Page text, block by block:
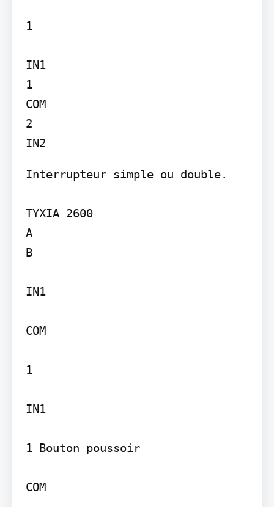
1
IN1
1
COM
2
Interrupteur simple ou double.
TYXIA 2600
A
B
IN1
COM
1
IN1
1 Bouton poussoir
COM